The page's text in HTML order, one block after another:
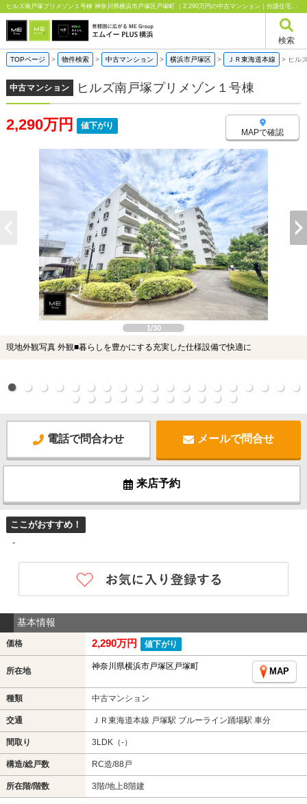
ヒルズ南戸塚プリメゾン１号棟 神奈川県横浜市戸塚区戸塚町 ｜2,290万円の中古マンション｜分譲住宅や新築物件｜エムイーPLUS横浜
検索
TOPページ > 物件検索 > 中古マンション > 横浜市戸塚区 > ＪＲ東海道本線 > ヒル
中古マンション ヒルズ南戸塚プリメゾン１号棟
2,290万円 値下がり
MAPで確認
1/30
現地外観写真 外観■暮らしを豊かにする充実した仕様設備で快適に
電話で問合わせ メールで問合せ
来店予約
ここがおすすめ！
-
基本情報
価格 2,290万円 値下がり
所在地 神奈川県横浜市戸塚区戸塚町
MAP
種類 中古マンション
交通 ＪＲ東海道本線 戸塚駅 ブルーライン踊場駅 車分
間取り 3LDK（-）
構造/総戸数 RC造/88戸
所在階/階数 3階/地上8階建